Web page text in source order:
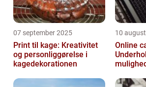
07 september 2025
Print til kage: Kreativitet
og personliggørelse i
kagedekorationen
10
Online